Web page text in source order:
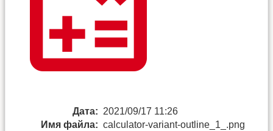
Дата: 2021/09/17 11:26
Имя файла: calculator-variant-outline_1_.png